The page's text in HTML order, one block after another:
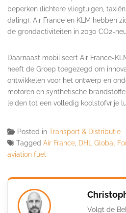
beperken (lichtere vliegtuigen,
daling). Air France en KLM hebben
de grondactiviteiten in 2030 CO2-
Daarnaast mobiliseert Air France-
heeft de Groep toegezegd om
ontwikkelen voor het ontwerp en
motoren en synthetische
leiden tot een volledig koolstofvrije
Posted in Transport & Distributie
Tagged Air France DHL Global
aviation fuel
Volgt de